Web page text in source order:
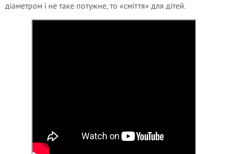
діаметром і не таке потужне, то «сміття» для дітей.